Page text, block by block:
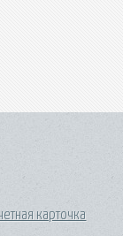
карточка